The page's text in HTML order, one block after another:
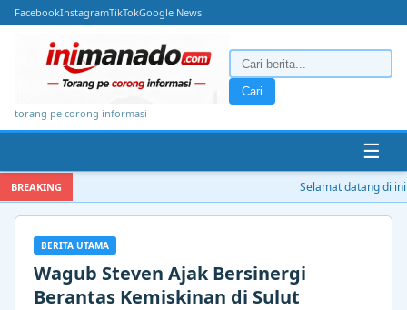
FacebookInstagramTikTokGoogle News
torang pe corong informasi
Cari
☰
BREAKING Selamat datang di
BERITA UTAMA
Wagub Steven Ajak Bersinergi
Berantas Kemiskinan di Sulut